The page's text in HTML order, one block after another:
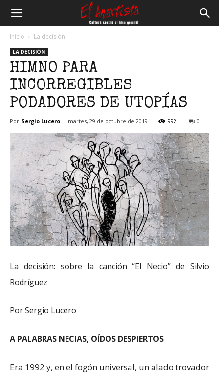
Anartista
Inicio La decisión
LA DECISIÓN
HIMNO PARA
INCORREGIBLES
PODADORES DE UTOPÍAS
Por Sergio Lucero - martes, 29 de octubre de 2019 992 0
La decisión: sobre la canción “El Necio” de Silvio
Rodríguez
Por Sergio Lucero
A PALABRAS NECIAS, OÍDOS DESPIERTOS
Era 1992 y, en el fogón universal, un alado trovador